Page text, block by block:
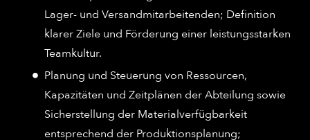
Lager- und Versandmitarbeitenden; Definition
klarer Ziele und Förderung einer leistungsstarken
Teamkultur.
Planung und Steuerung von Ressourcen,
Kapazitäten und Zeitplänen der Abteilung sowie
Sicherstellung der Materialverfügbarkeit
entsprechend der Produktionsplanung;